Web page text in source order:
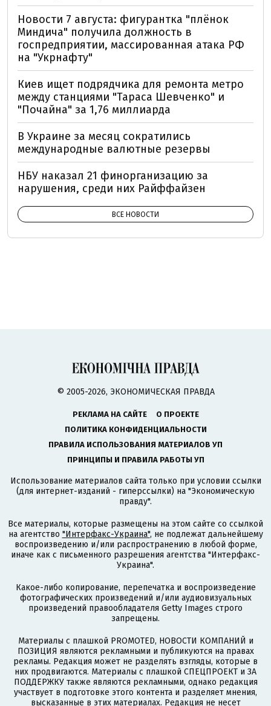
Новости 7 августа: фигурантка "плёнок
Миндича" получила должность в
госпредприятии, массированная атака РФ
на "Укрнафту"
Киев ищет подрядчика для ремонта метро
между станциями "Тараса Шевченко" и
"Почайна" за 1,76 миллиарда
В Украине за месяц сократились
международные валютные резервы
НБУ наказал 21 финорганизацию за
нарушения, среди них Райффайзен
ВСЕ НОВОСТИ
© 2005-2026, ЭКОНОМИЧЕСКАЯ ПРАВДА
РЕКЛАМА НА САЙТЕ
О ПРОЕКТЕ
ПОЛИТИКА КОНФИДЕНЦИАЛЬНОСТИ
ПРАВИЛА ИСПОЛЬЗОВАНИЯ МАТЕРИАЛОВ УП
ПРИНЦИПЫ И ПРАВИЛА РАБОТЫ УП
Использование материалов сайта только при условии ссылки
(для интернет-изданий - гиперссылки) на "Экономическую
правду".
Все материалы, которые размещены на этом сайте со ссылкой
на агентство "Интерфакс-Украина", не подлежат дальнейшему
воспроизведению и/или распространению в любой форме,
иначе как с письменного разрешения агентства "Интерфакс-
Украина".
Какое-либо копирование, перепечатка и воспроизведение
фотографических произведений и/или аудиовизуальных
произведений правообладателя Getty Images строго
запрещены.
Материалы с плашкой PROMOTED, НОВОСТИ КОМПАНИЙ и
ПОЗИЦИЯ являются рекламными и публикуются на правах
рекламы. Редакция может не разделять взгляды, которые в
них продвигаются. Материалы с плашкой СПЕЦПРОЕКТ и ЗА
ПОДДЕРЖКУ также являются рекламными, однако редакция
участвует в подготовке этого контента и разделяет мнения,
высказанные в этих материалах. Редакция не несет